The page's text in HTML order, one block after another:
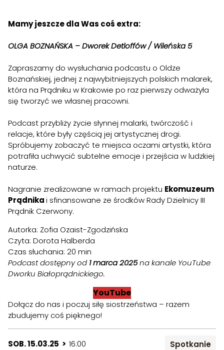
Mamy jeszcze dla Was coś extra:
OLGA BOZNAŃSKA – Dworek Detloffów / Wileńska 5
Zapraszamy do wysłuchania podcastu o Oldze
Boznańskiej, jednej z najwybitniejszych polskich malarek,
która na Prądniku w Krakowie po raz pierwszy odważyła
się tworzyć we własnej pracowni.
Podcast przybliży życie słynnej malarki, twórczość i
relacje, które były częścią jej artystycznej drogi.
Spróbujemy zobaczyć te miejsca oczami artystki, która
potrafiła uchwycić subtelne emocje i przejścia w ludzkiej
naturze.
Nagranie zrealizowane w ramach projektu Ekomuzeum
Prądnikai sfinansowane ze środków Rady Dzielnicy III
Prądnik Czerwony.
Autorka: Zofia Ozaist-Zgodzińska
Czyta: Dorota Halberda
Czas słuchania: 20 min
Podcast dostępny od 1 marca2025na kanale YouTube
Dworku Białoprądnickiego.
YouTube
Dołącz do nas i poczuj siłę siostrzeństwa – razem
zbudujemy coś pięknego!
SOB. 15.03.25 > 16:00 Spotkanie